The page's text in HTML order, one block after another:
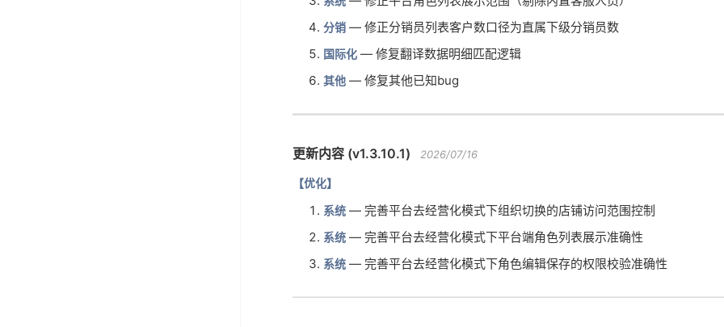
分销— 修正分销员列表客户数口径为直属下级分销员数
国际化— 修复翻译数据明细匹配逻辑
其他— 修复其他已知bug
更新内容 (v1.3.10.1) 2026/07/16
【优化】
系统— 完善平台去经营化模式下组织切换的店铺访问范围控制
系统— 完善平台去经营化模式下平台端角色列表展示准确性
系统— 完善平台去经营化模式下角色编辑保存的权限校验准确性